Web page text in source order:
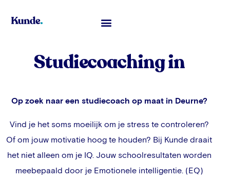
Studiecoaching in
Op zoek naar een studiecoach op maat in Deurne?
Vind je het soms moeilijk om je stress te controleren?
Of om jouw motivatie hoog te houden? Bij Kunde draait
het niet alleen om je IQ. Jouw schoolresultaten worden
meebepaald door je Emotionele intelligentie. (EQ)